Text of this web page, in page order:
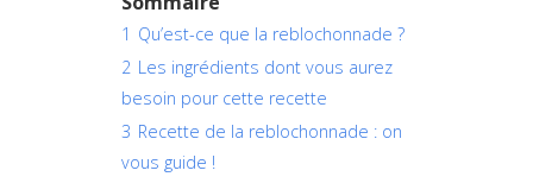
1 Qu’est-ce que la reblochonnade ?
2 Les ingrédients dont vous aurez
besoin pour cette recette
3 Recette de la reblochonnade : on
vous guide !